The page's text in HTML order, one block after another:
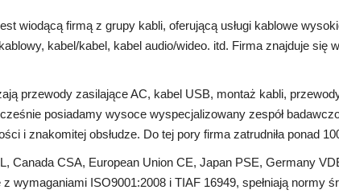
wiodącą firmą z grupy kabli, oferującą usługi kablowe
kabel/kabel, kabel audio/wideo. itd. Firma znajduje
przewody zasilające AC, kabel USB, montaż kabli,
posiadamy wysoce wyspecjalizowany zespół
i znakomitej obsłudze. Do tej pory firma zatrudniła ponad
Canada CSA, European Union CE, Japan PSE, Germany
wymaganiami ISO9001:2008 i TIAF 16949, spełniają normy